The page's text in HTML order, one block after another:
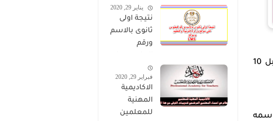
هذا التطبيق الامثل لحل هذه المشكلة وهو تطبيق مجانا ويتم استخدامه من قبل 10
2024 صالح
لجميع
التخصصات
يناير 29, 2020
نتيجة اولى
ثانوى بالاسم
ورقم
موقع وزارة
التربية
والتعليم
وموقع LMS
فبراير 29, 2020
الاكاديمية
المهنية
للمعلمين